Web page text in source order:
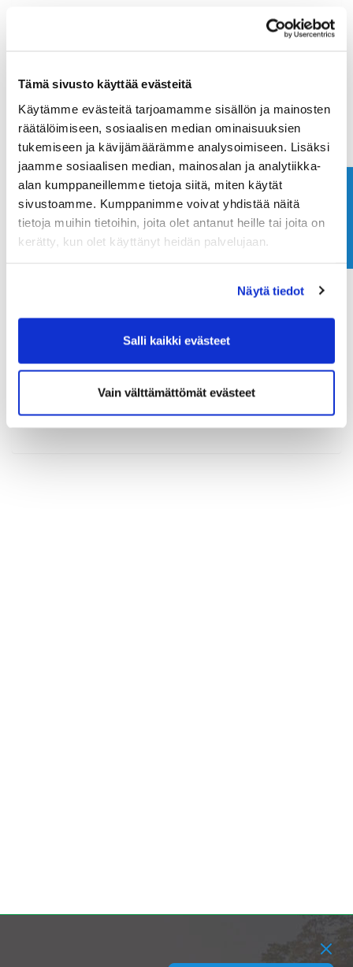
Tämä sivusto käyttää evästeitä
Käytämme evästeitä tarjoamamme sisällön ja mainosten
räätälöimiseen, sosiaalisen median ominaisuuksien
tukemiseen ja kävijämäärämme analysoimiseen. Lisäksi
jaamme sosiaalisen median, mainosalan ja analytiikka-
alan kumppaneillemme tietoja siitä, miten käytät
sivustoamme. Kumppanimme voivat yhdistää näitä
tietoja muihin tietoihin, joita olet antanut heille tai joita on
kerätty, kun olet käyttänyt heidän palvelujaan.
Näytä tiedot
Salli kaikki evästeet
Vain välttämättömät evästeet
Suomi
Golf jäsenyys
Valitse seura:
Jäsennumero:
Rekisteröidy
Haluan tilata Ringside Golf uutiskirjeen
Olen lukenuttietosuojaselosteen
henkilötietojeni käsittelyn (*)
(*) Tieto on pakollinen